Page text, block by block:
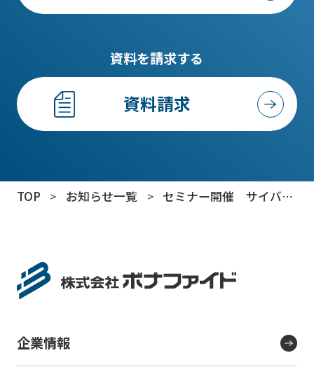
資料を請求する
資料請求
TOP > お知らせ一覧 > セミナー開催 サイバー
企業情報